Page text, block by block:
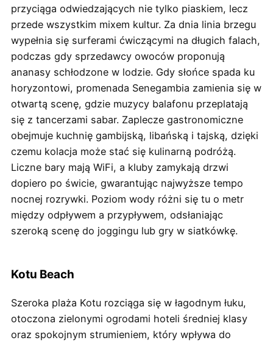
przyciąga odwiedzających nie tylko piaskiem, lecz
przede wszystkim mixem kultur. Za dnia linia brzegu
wypełnia się surferami ćwiczącymi na długich falach,
podczas gdy sprzedawcy owoców proponują
ananasy schłodzone w lodzie. Gdy słońce spada ku
horyzontowi, promenada Senegambia zamienia się w
otwartą scenę, gdzie muzycy balafonu przeplatają
się z tancerzami sabar. Zaplecze gastronomiczne
obejmuje kuchnię gambijską, libańską i tajską, dzięki
czemu kolacja może stać się kulinarną podróżą.
Liczne bary mają WiFi, a kluby zamykają drzwi
dopiero po świcie, gwarantując najwyższe tempo
nocnej rozrywki. Poziom wody różni się tu o metr
między odpływem a przypływem, odsłaniając
szeroką scenę do joggingu lub gry w siatkówkę.
Kotu Beach
Szeroka plaża Kotu rozciąga się w łagodnym łuku,
otoczona zielonymi ogrodami hoteli średniej klasy
oraz spokojnym strumieniem, który wpływa do